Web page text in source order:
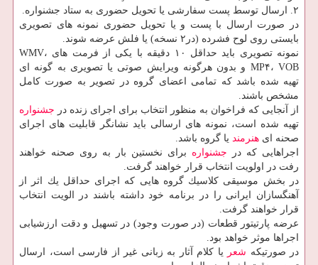
۲. ارسال توسط پست سفارشی یا تحویل حضوری به ستاد جشنواره.
در صورت ارسال با پست و یا تحویل حضوری نمونه های تصویری
بایستی روی لوح فشرده (در۲ نسخه) یا فلش عرضه شوند.
نمونه تصویری باید حداقل ۱۰ دقیقه با یكی از فرمت های WMV،
MP۴، VOB و بدون هرگونه ویرایش صوتی یا تصویری به گونه ای
تهیه شده باشد كه تمامی اعضای گروه در تصویر به صورت كامل
مشخص باشند.
از آنجایی كه فراخوان به منظور انتخاب برای اجرای زنده در جشنواره
تهیه شده است، نمونه های ارسالی باید نشانگر قابلیت های اجرای
صحنه ای هنرمند یا گروه باشد.
اجراهایی كه در جشنواره برای نخستین بار به روی صحنه خواهند
رفت در اولویت انتخاب قرار خواهند گرفت.
در بخش موسیقی كلاسیك گروه هایی كه اجرای حداقل یك اثر از
آهنگسازان ایرانی را در برنامه خود داشته باشند در الویت انتخاب
قرار خواهند گرفت.
عرضه پارتیتور قطعات (در صورت وجود) در تسهیل و دقت ارزشیابی
اجراها موثر خواهد بود.
در صورتیكه شعر
یا كلام آثار به زبانی غیر از فارسی است، ارسال